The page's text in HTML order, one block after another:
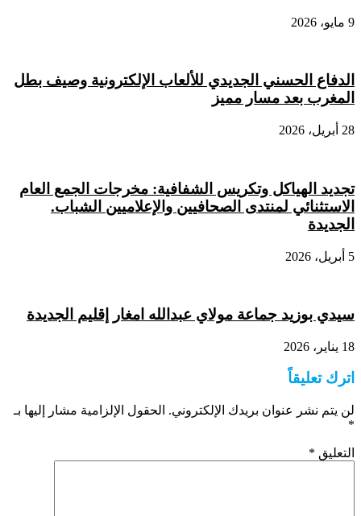
9 مايو، 2026
الدفاع الحسني الجديدي للألعاب الإلكترونية وصيف بطل
المغرب بعد مسار مميز
28 أبريل، 2026
تجديد الهياكل وتكريس الشفافية: مخرجات الجمع العام
الاستثنائي لمنتدى الصحافيين والإعلاميين الشباب.
الجديدة
5 أبريل، 2026
سيدي بوزيد جماعة مولاي عبدالله امغار إقليم الجديدة
18 يناير، 2026
اترك تعليقاً
لن يتم نشر عنوان بريدك الإلكتروني. الحقول الإلزامية مشار إليها بـ
*
التعليق *